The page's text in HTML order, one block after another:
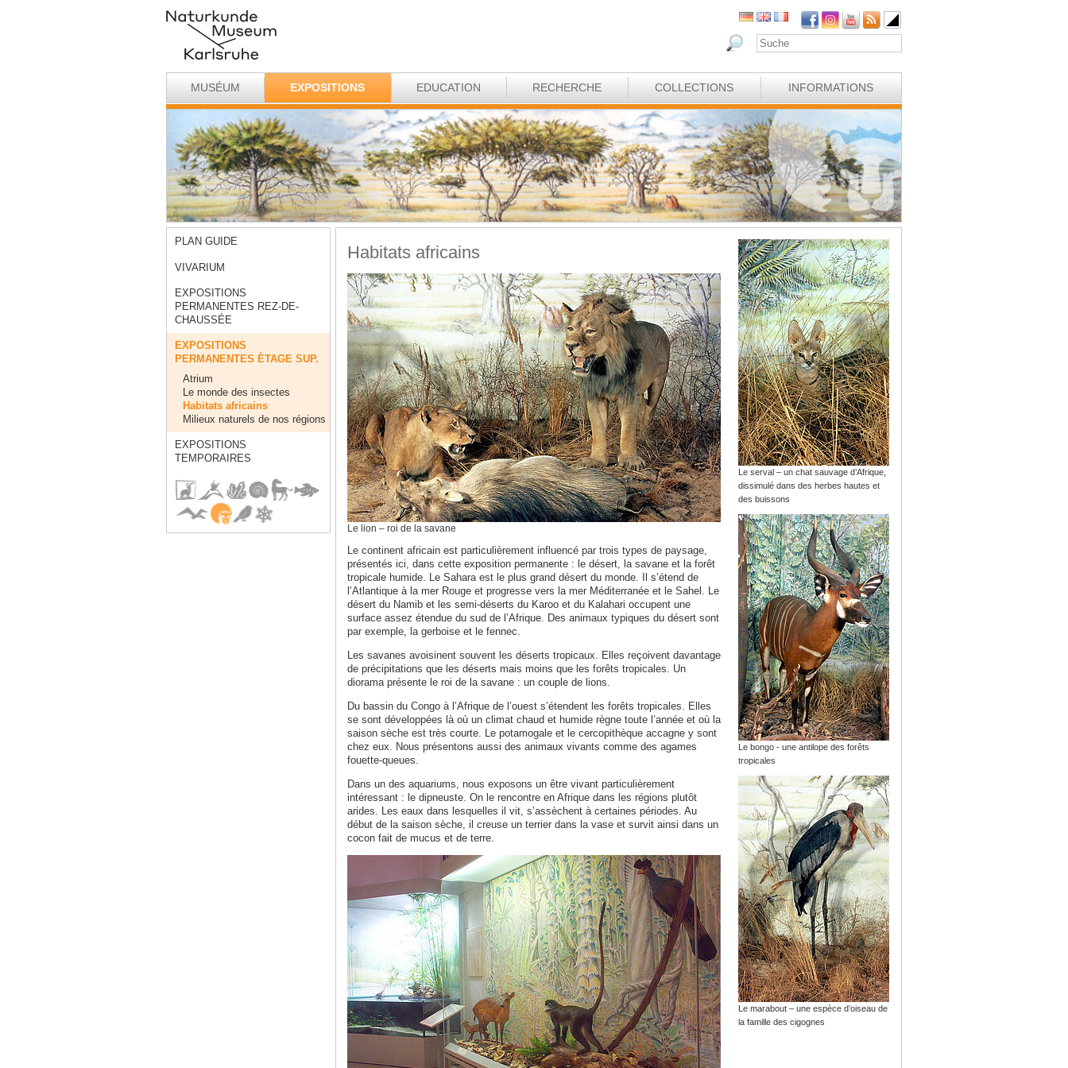
MUSÉUM EXPOSITIONS EDUCATION RECHERCHE COLLECTIONS INFORMATIONS
PLAN GUIDE
VIVARIUM
EXPOSITIONS
PERMANENTES REZ-DE-
CHAUSSÉE
EXPOSITIONS
PERMANENTES ÈTAGE SUP.
Atrium
Le monde des insectes
Habitats africains
Milieux naturels de nos régions
EXPOSITIONS
TEMPORAIRES
Habitats africains
Le lion – roi de la savane
Le continent africain est particulièrementinfluencé par trois types de paysage,
présentés ici, dans cette exposition permanente : le désert, la savane et la forêt
tropicale humide. Le Sahara est le plus grand désert du monde. Il s’étend de
l’Atlantique à la mer Rouge et progresse vers la mer Méditerranée et le Sahel. Le
désert du Namib et les semi-déserts du Karoo et du Kalahari occupent une
surface assez étendue du sud de l’Afrique. Des animaux typiques du désert sont
par exemple, la gerboise et le fennec.
Les savanes avoisinent souvent les déserts tropicaux. Elles reçoivent davantage
de précipitations que les déserts mais moins que les forêts tropicales. Un
diorama présente le roi de la savane : un couple de lions.
Du bassin du Congo à l’Afrique de l’ouest s’étendent les forêts tropicales. Elles
se sont développées là où un climat chaud et humide règne toute l’année et où la
saison sèche est très courte. Le potamogale et le cercopithèque accagne y sont
chez eux. Nous présentons aussi des animaux vivants comme des agames
fouette-queues.
Dans un des aquariums, nous exposons un être vivant particulièrement
intéressant : le dipneuste. On le rencontre en Afrique dans les régions plutôt
arides. Les eaux dans lesquelles il vit, s’assèchent à certaines périodes. Au
début de la saison sèche, il creuse un terrier dans la vase et survit ainsi dans un
cocon fait de mucus et de terre.
Le serval – un chat sauvage d’Afrique,
dissimulé dans des herbes hautes et
des buissons
Le bongo - une antilope des forêts
tropicales
Le marabout – une espèce d’oiseau de
la famille des cigognes